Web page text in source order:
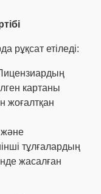
рұқсат етіледі:
картаны
жоғалтқан
және
тұлғалардың
жасалған